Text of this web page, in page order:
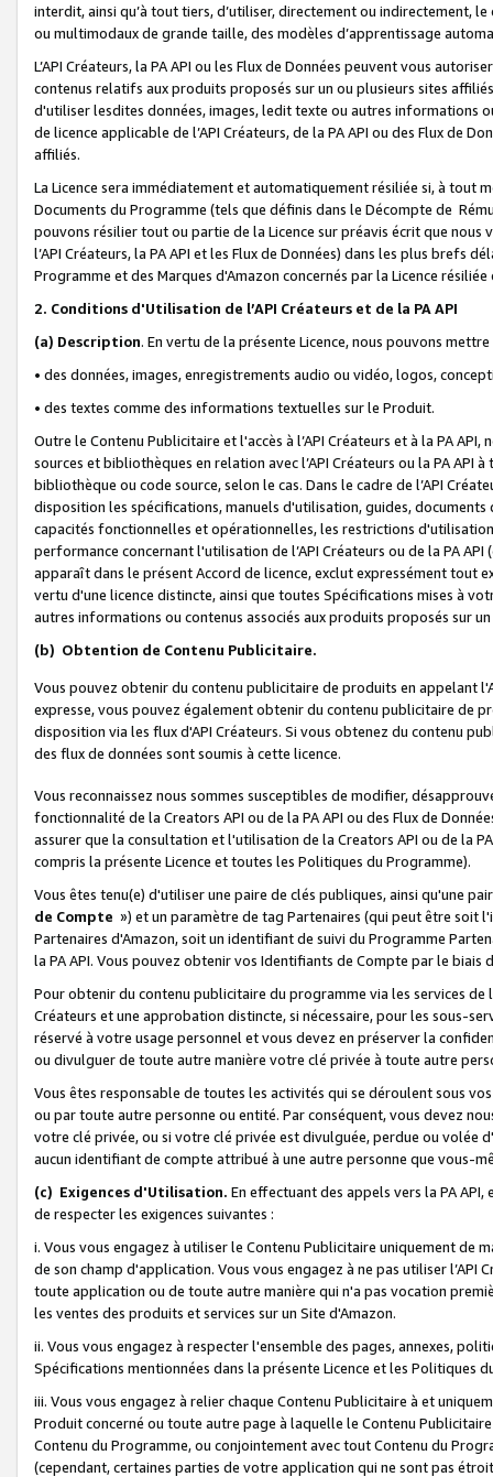
interdit, ainsi qu’à tout tiers, d’utiliser, directement ou indirectement,
ou multimodaux de grande taille, des modèles d’apprentissage
L’API Créateurs, la PA API ou les Flux de Données peuvent vous
contenus relatifs aux produits proposés sur un ou plusieurs sites
d'utiliser lesdites données, images, ledit texte ou autres informations
de licence applicable de l’API Créateurs, de la PA API ou des Flux de
affiliés.
La Licence sera immédiatement et automatiquement résiliée si, à
Documents du Programme (tels que définis dans le Décompte de
pouvons résilier tout ou partie de la Licence sur préavis écrit que
l’API Créateurs, la PA API et les Flux de Données) dans les plus
Programme et des Marques d'Amazon concernés par la Licence
2. Conditions d'Utilisation de l’API Créateurs et de la PA API
(a) Description. En vertu de la présente Licence, nous pouvons
• des données, images, enregistrements audio ou vidéo, logos,
• des textes comme des informations textuelles sur le Produit.
Outre le Contenu Publicitaire et l'accès à l’API Créateurs et à la PA
sources et bibliothèques en relation avec l’API Créateurs ou la PA
bibliothèque ou code source, selon le cas. Dans le cadre de l’API
disposition les spécifications, manuels d'utilisation, guides,
capacités fonctionnelles et opérationnelles, les restrictions
performance concernant l'utilisation de l’API Créateurs ou de la PA
apparaît dans le présent Accord de licence, exclut expressément tout
vertu d'une licence distincte, ainsi que toutes Spécifications mises à
autres informations ou contenus associés aux produits proposés sur
(b) Obtention de Contenu Publicitaire.
Vous pouvez obtenir du contenu publicitaire de produits en appelant
expresse, vous pouvez également obtenir du contenu publicitaire de
disposition via les flux d'API Créateurs. Si vous obtenez du contenu
des flux de données sont soumis à cette licence.
Vous reconnaissez nous sommes susceptibles de modifier,
fonctionnalité de la Creators API ou de la PA API ou des Flux de
assurer que la consultation et l'utilisation de la Creators API ou de la
compris la présente Licence et toutes les Politiques du Programme).
Vous êtes tenu(e) d'utiliser une paire de clés publiques, ainsi qu'une
de Compte ») et un paramètre de tag Partenaires (qui peut être soit
Partenaires d'Amazon, soit un identifiant de suivi du Programme
la PA API. Vous pouvez obtenir vos Identifiants de Compte par le biais
Pour obtenir du contenu publicitaire du programme via les services
Créateurs et une approbation distincte, si nécessaire, pour les sous-
réservé à votre usage personnel et vous devez en préserver la
ou divulguer de toute autre manière votre clé privée à toute autre
Vous êtes responsable de toutes les activités qui se déroulent sous
ou par toute autre personne ou entité. Par conséquent, vous devez
votre clé privée, ou si votre clé privée est divulguée, perdue ou volée
aucun identifiant de compte attribué à une autre personne que vous-
(c) Exigences d'Utilisation. En effectuant des appels vers la PA
de respecter les exigences suivantes :
i. Vous vous engagez à utiliser le Contenu Publicitaire uniquement de
de son champ d'application. Vous vous engagez à ne pas utiliser l’API
toute application ou de toute autre manière qui n'a pas vocation
les ventes des produits et services sur un Site d'Amazon.
ii. Vous vous engagez à respecter l'ensemble des pages, annexes,
Spécifications mentionnées dans la présente Licence et les Politiques
iii. Vous vous engagez à relier chaque Contenu Publicitaire à et
Produit concerné ou toute autre page à laquelle le Contenu
Contenu du Programme, ou conjointement avec tout Contenu du
(cependant, certaines parties de votre application qui ne sont pas